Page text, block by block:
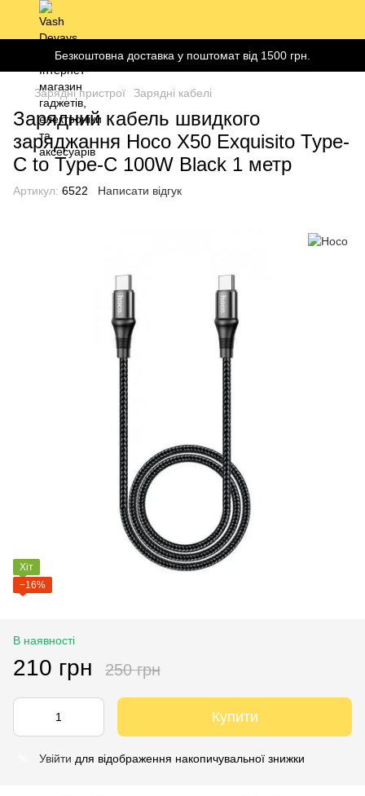
Безкоштовна доставка у поштомат від 1500 грн.
Зарядні пристрої Зарядні кабелі
Зарядний кабель швидкого
заряджання Hoco X50 Exquisito Type-
C to Type-C 100W Black 1 метр
Артикул: 6522 Написати відгук
Хіт
−16%
В наявності
210 грн 250 грн
Купити
Увійти для відображення накопичувальної знижки